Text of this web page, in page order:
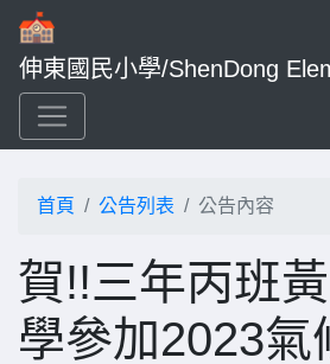
伸東國民小學/ShenDong
首頁 公告列表 公告內容
賀!!三年丙班
學參加2023氣